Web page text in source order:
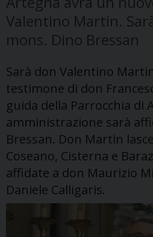
Valentino Martin.
mons. Dino Bressan
Sarà don Valentino
testimone di don
guida della Parrocchia di
amministrazione sarà
Bressan. Don Martin
Coseano, Cisterna e
affidate a don Maurizio
Daniele Calligaris.